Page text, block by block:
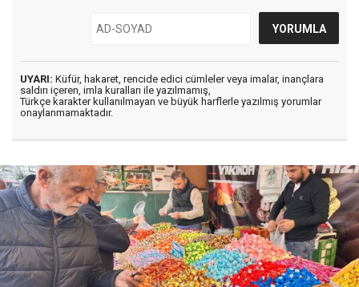
UYARI: Küfür, hakaret, rencide edici cümleler veya imalar, inançlara
saldırı içeren, imla kuralları ile yazılmamış,
Türkçe karakter kullanılmayan ve büyük harflerle yazılmış yorumlar
onaylanmamaktadır.